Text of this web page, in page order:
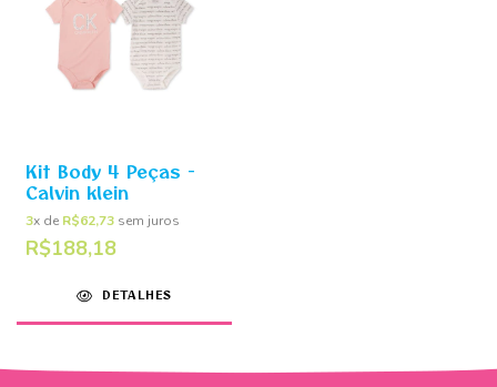
Kit Body 4 Peças -
Calvin klein
3x de R$62,73 sem juros
R$188,18
DETALHES